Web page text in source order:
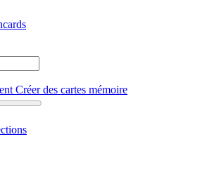
Créer des cartes mémoire